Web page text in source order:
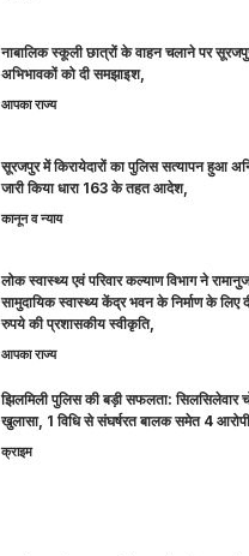
नाबालिक स्कूली छात्रों के वाहन चलाने पर
अभिभावकों को दी समझाइश,
आपका राज्य
सूरजपुर में किरायेदारों का पुलिस सत्यापन हुआ
जारी किया धारा 163 के तहत आदेश,
कानून व न्याय
लोक स्वास्थ्य एवं परिवार कल्याण विभाग ने
सामुदायिक स्वास्थ्य केंद्र भवन के निर्माण के
रुपये की प्रशासकीय स्वीकृति,
आपका राज्य
झिलमिली पुलिस की बड़ी सफलता: सिलसिलेवार
खुलासा, 1 विधि से संघर्षरत बालक समेत 4 आरोपी
क्राइम